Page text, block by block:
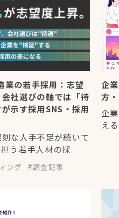
業の若手採用：志望
社選びの軸では「待
示す採用SNS・採用
な人手不足が続いて
う若手人材の採
ング 調査記事
企
方
企
え